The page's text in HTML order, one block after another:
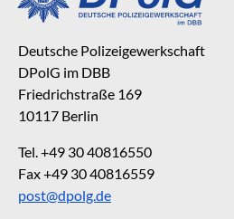
Deutsche Polizeigewerkschaft
DPolG im DBB
Friedrichstraße 169
10117 Berlin
Tel. +49 30 40816550
Fax +49 30 40816559
post@dpolg.de